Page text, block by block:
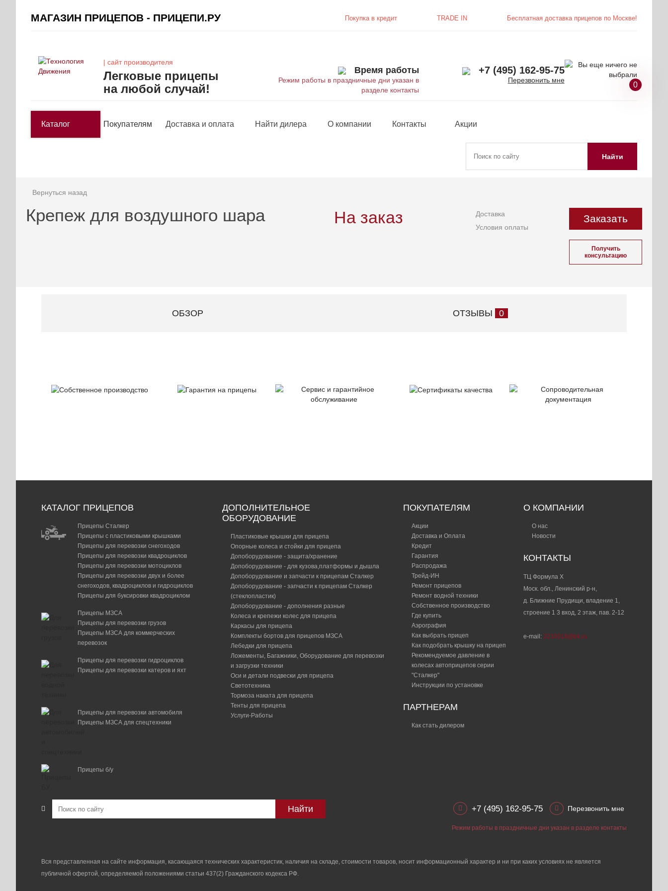
МАГАЗИН ПРИЦЕПОВ - ПРИЦЕПИ.РУ Бесплатная доставкаприцепов по Москве!
TRADE IN
Покупка в кредит
| сайт производителя
Легковые прицепы
на любой случай!
Время работы
Режим работы в праздничные дни указан в
разделе контакты
+7 (495) 162-95-75
Перезвонить мне
0
Каталог Покупателям Доставка и оплата Найти дилера О компании Контакты Акции
Найти
Вернуться назад
Крепеж для воздушного шара На заказ
Доставка
Условия оплаты
Заказать
Получить
консультацию
ОБЗОР ОТЗЫВЫ 0
КАТАЛОГ ПРИЦЕПОВ
Прицепы Сталкер
Прицепы с пластиковыми крышками
Прицепы для перевозки снегоходов
Прицепы для перевозки квадроциклов
Прицепы для перевозки мотоциклов
Прицепы для перевозки двух и более
снегоходов, квадроциклов и гидроциклов
Прицепы для буксировки квадроциклом
Прицепы МЗСА
Прицепы для перевозки грузов
Прицепы МЗСА для коммерческих
перевозок
Прицепы для перевозки гидроциклов
Прицепы для перевозки катеров и яхт
Прицепы для перевозки автомобиля
Прицепы МЗСА для спецтехники
Прицепы б/у
ДОПОЛНИТЕЛЬНОЕ
ОБОРУДОВАНИЕ
Пластиковые крышки для прицепа
Опорные колеса и стойки для прицепа
Допоборудование - защита/хранение
Допоборудование - для кузова,платформы и дышла
Допоборудование и запчасти к прицепам Сталкер
Допоборудование - запчасти к прицепам Сталкер
(стеклопластик)
Допоборудование - дополнения разные
Колеса и крепежи колес для прицепа
Каркасы для прицепа
Комплекты бортов для прицепов МЗСА
Лебедки для прицепа
Ложементы, Багажники, Оборудование для перевозки
и загрузки техники
Оси и детали подвески для прицепа
Светотехника
Тормоза наката для прицепа
Тенты для прицепа
Услуги-Работы
ПОКУПАТЕЛЯМ
Акции
Доставка и Оплата
Кредит
Гарантия
Распродажа
Трейд-ИН
Ремонт прицепов
Ремонт водной техники
Собственное производство
Где купить
Аэрография
Как выбрать прицеп
Как подобрать крышку на прицеп
Рекомендуемое давление в
колесах автоприцепов серии
"Сталкер"​
Инструкции по установке
ПАРТНЕРАМ
Как стать дилером
О КОМПАНИИ
О нас
Новости
КОНТАКТЫ
ТЦ Формула Х
Моск. обл., Ленинский р-н,
д. Ближние Прудищи, владение 1,
строение 1 3 вход, 2 этаж, пав. 2-12
e-mail:2210018@bk.ru
Найти +7 (495) 162-95-75 Перезвонить мне
Режим работы в праздничные дни указан в разделе контакты
Вся представленная на сайте информация, касающаяся технических характеристик, наличия на складе, стоимости товаров, носит информационный характер и ни при каких условиях не является
публичной офертой, определяемой положениями статьи 437(2) Гражданского кодекса РФ.